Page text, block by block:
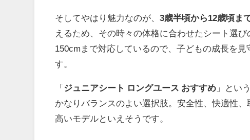
そしてやはり魅力なのが、3歳半頃から12歳頃ま
えるため、その時々の体格に合わせたシート選
150cmまで対応しているので、子どもの成長を
す。
「 ジュニアシート ロングユース おすすめ 」とい
かなりバランスのよい選択肢。安全性、快適性
高いモデルといえそうです。